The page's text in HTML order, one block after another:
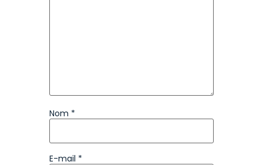
Nom *
E-mail *